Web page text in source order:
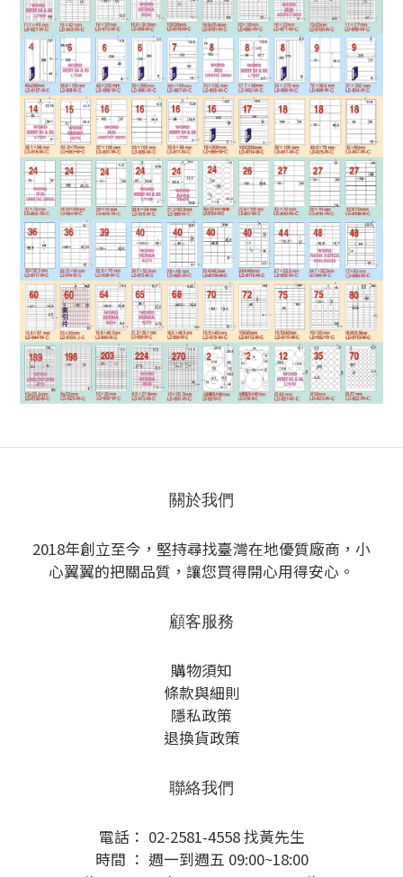
關於我們
2018年創立至今，堅持尋找臺灣在地優質廠商，小
心翼翼的把關品質，讓您買得開心用得安心。
顧客服務
購物須知
條款與細則
隱私政策
退換貨政策
聯絡我們
電話： 02-2581-4558 找黃先生
時間 ： 週一到週五 09:00~18:00